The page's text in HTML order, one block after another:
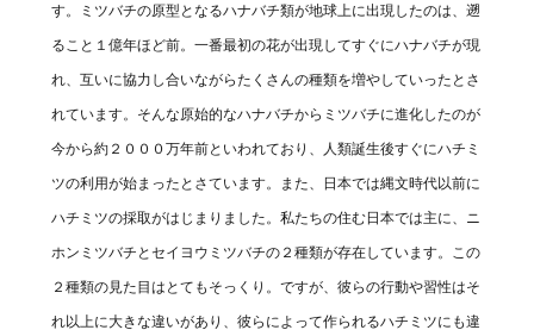
す。ミツバチの原型となるハナバチ類が地球上に出現したのは、遡
ること１億年ほど前。一番最初の花が出現してすぐにハナバチが現
れ、互いに協力し合いながらたくさんの種類を増やしていったとさ
れています。そんな原始的なハナバチからミツバチに進化したのが
今から約２０００万年前といわれており、人類誕生後すぐにハチミ
ツの利用が始まったとさています。また、日本では縄文時代以前に
ハチミツの採取がはじまりました。私たちの住む日本では主に、ニ
ホンミツバチとセイヨウミツバチの２種類が存在しています。この
２種類の見た目はとてもそっくり。ですが、彼らの行動や習性はそ
れ以上に大きな違いがあり、彼らによって作られるハチミツにも違